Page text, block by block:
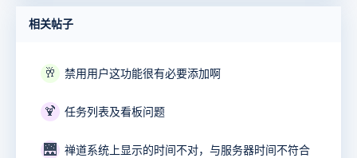
相关帖子
🥂 禁用用户这功能很有必要添加啊
🍹 任务列表及看板问题
🌉 禅道系统上显示的时间不对，与服务器时间不符合